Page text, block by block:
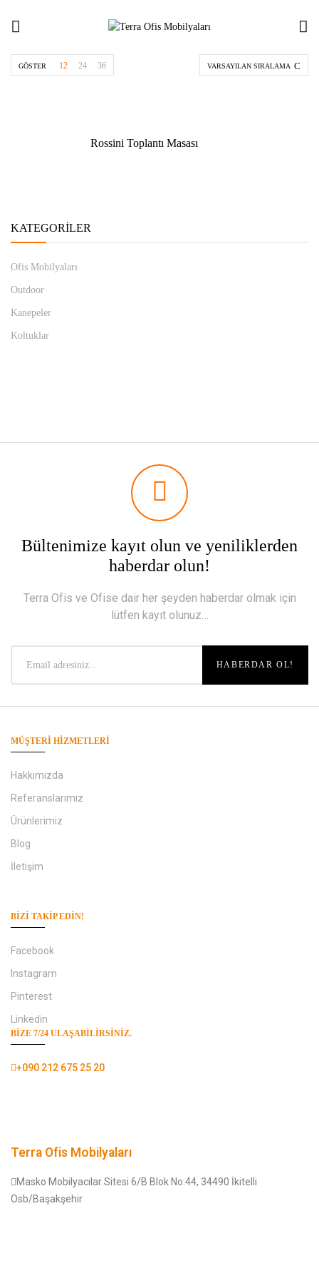
KATEGORILER
Ofis Mobilyaları
Outdoor
Kanepeler
Koltuklar
VARSAYILAN SIRALAMA
GÖSTER 12 24 36
Rossini Toplantı Masası
Bültenimize kayıt olun ve yeniliklerden
haberdar olun!
Terra Ofis ve Ofise dair her şeyden haberdar olmak için
lütfen kayıt olunuz…
MÜŞTERI HIZMETLERI
Hakkımızda
Referanslarımız
Ürünlerimiz
Blog
İletişim
BIZI TAKIP EDIN!
Facebook
Instagram
Pinterest
Linkedin
BIZE 7/24 ULAŞABILIRSINIZ.
+090 212 675 25 20
Terra Ofis Mobilyaları
Masko Mobilyacılar Sitesi 6/B Blok No:44, 34490 İkitelli
Osb/Başakşehir